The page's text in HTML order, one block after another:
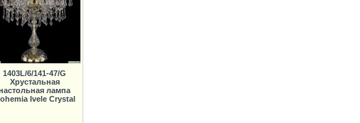
1403L/6/141-47/G
Хрустальная
лампа
Ivele Crystal